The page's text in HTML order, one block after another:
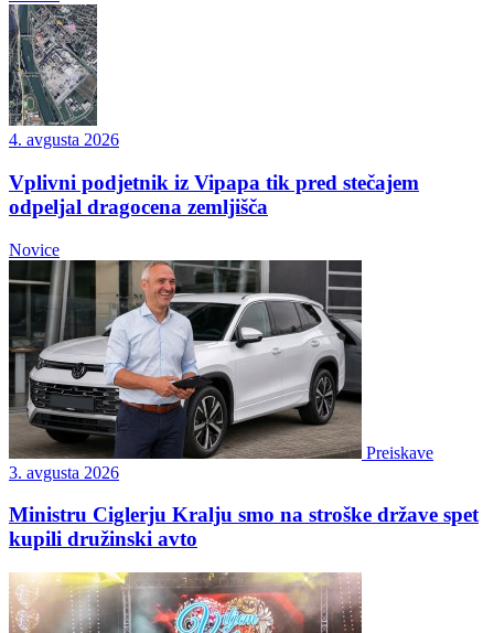
4. avgusta 2026
Vplivni podjetnik iz Vipapa tik pred stečajem
odpeljal dragocena zemljišča
Novice
Preiskave
3. avgusta 2026
Ministru Ciglerju Kralju smo na stroške države spet
kupili družinski avto